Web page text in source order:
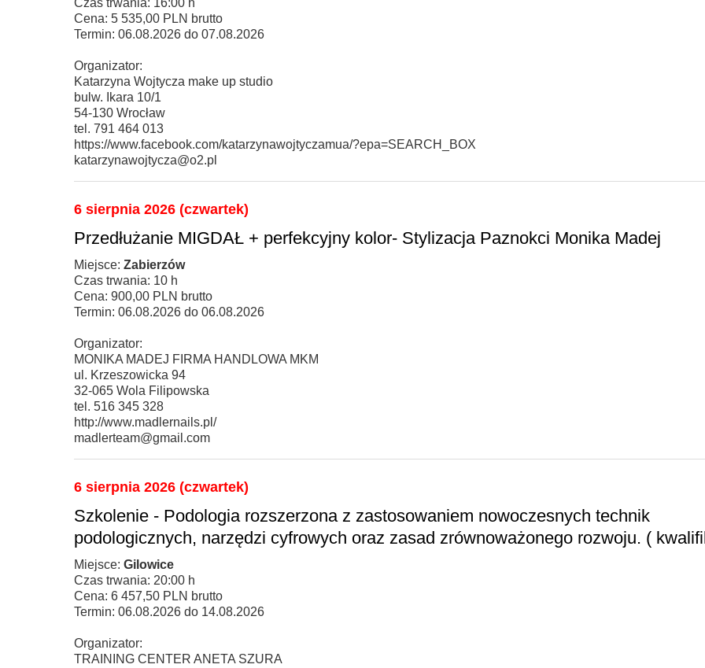
Cena: 5 535,00 PLN brutto
Termin: 06.08.2026 do 07.08.2026
Organizator:
Katarzyna Wojtycza make up studio
bulw. Ikara 10/1
54-130 Wrocław
tel. 791 464 013
https://www.facebook.com/katarzynawojtyczamua/?epa=SEARCH_BOX
katarzynawojtycza@o2.pl
6 sierpnia 2026 (czwartek)
Przedłużanie MIGDAŁ + perfekcyjny kolor- Stylizacja Paznokci Monika Madej
Miejsce: Zabierzów
Czas trwania: 10 h
Cena: 900,00 PLN brutto
Termin: 06.08.2026 do 06.08.2026
Organizator:
MONIKA MADEJ FIRMA HANDLOWA MKM
ul. Krzeszowicka 94
32-065 Wola Filipowska
tel. 516 345 328
http://www.madlernails.pl/
madlerteam@gmail.com
6 sierpnia 2026 (czwartek)
Szkolenie - Podologia rozszerzona z zastosowaniem nowoczesnych technik
podologicznych, narzędzi cyfrowych oraz zasad zrównoważonego rozwoju. (
Miejsce: Gilowice
Czas trwania: 20:00 h
Cena: 6 457,50 PLN brutto
Termin: 06.08.2026 do 14.08.2026
Organizator:
TRAINING CENTER ANETA SZURA